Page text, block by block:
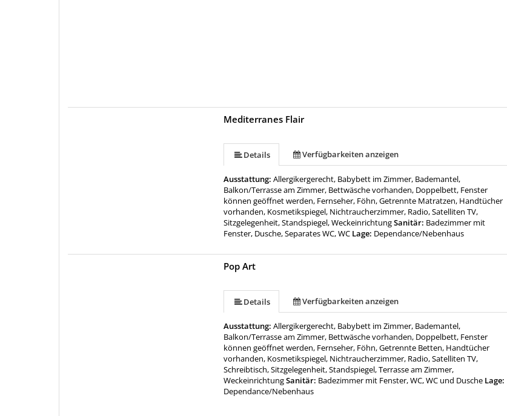
Mediterranes Flair
Details Verfügbarkeiten anzeigen
Ausstattung:Allergikergerecht, Babybett im Zimmer, Bademantel,
Balkon/Terrasse am Zimmer, Bettwäsche vorhanden, Doppelbett, Fenster
können geöffnet werden, Fernseher, Föhn, Getrennte Matratzen, Handtücher
vorhanden, Kosmetikspiegel, Nichtraucherzimmer, Radio, Satelliten TV,
Sitzgelegenheit, Standspiegel, WeckeinrichtungSanitär: Badezimmer mit
Fenster, Dusche, Separates WC, WC Lage: Dependance/Nebenhaus
Pop Art
Details Verfügbarkeiten anzeigen
Ausstattung:Allergikergerecht, Babybett im Zimmer, Bademantel,
Balkon/Terrasse am Zimmer, Bettwäsche vorhanden, Doppelbett, Fenster
können geöffnet werden, Fernseher, Föhn, Getrennte Betten, Handtücher
vorhanden, Kosmetikspiegel, Nichtraucherzimmer, Radio, Satelliten TV,
Schreibtisch, Sitzgelegenheit, Standspiegel, Terrasse am Zimmer,
WeckeinrichtungSanitär: Badezimmer mit Fenster, WC, WC und Dusche Lage:
Dependance/Nebenhaus